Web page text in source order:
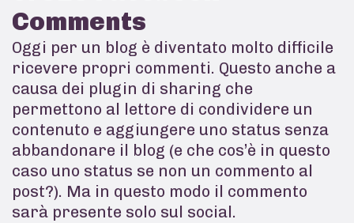
Comments
Oggi per un blog è diventato molto difficile
ricevere propri commenti. Questo anche a
causa dei plugin di sharing che
permettono al lettore di condividere un
contenuto e aggiungere uno status senza
abbandonare il blog (e che cos’è in questo
caso uno status se non un commento al
post?). Ma in questo modo il commento
sarà presente solo sul social.